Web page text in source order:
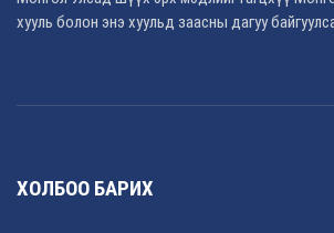
хууль болон энэ хуульд заасны дагуу
ХОЛБОО БАРИХ